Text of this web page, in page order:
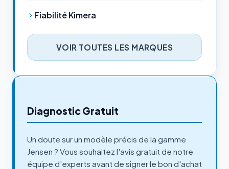
Fiabilité Kimera
VOIR TOUTES LES MARQUES
Diagnostic Gratuit
Un doute sur un modèle précis de la gamme
Jensen ? Vous souhaitez l'avis gratuit de notre
équipe d'experts avant de signer le bon d'achat